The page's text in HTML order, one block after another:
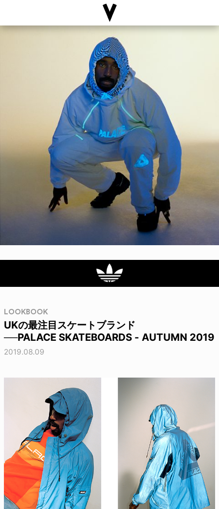
LOOKBOOK
UKの最注目スケートブランド
──PALACE SKATEBOARDS - AUTUMN 2019
2019.08.09